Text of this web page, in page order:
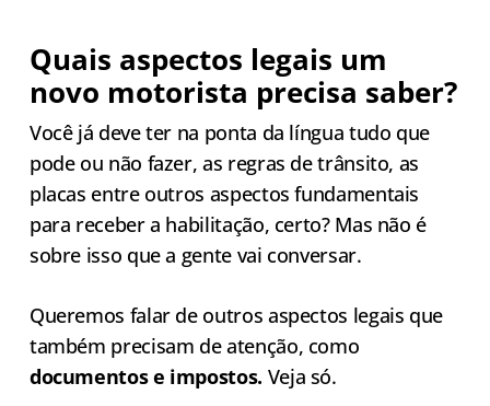
Quais aspectos legais um
novo motorista precisa saber?
Você já deve ter na ponta da língua tudo que
pode ou não fazer, as regras de trânsito, as
placas entre outros aspectos fundamentais
para receber a habilitação, certo? Mas não é
sobre isso que a gente vai conversar.
Queremos falar de outros aspectos legais que
também precisam de atenção, como
documentos e impostos. Veja só.